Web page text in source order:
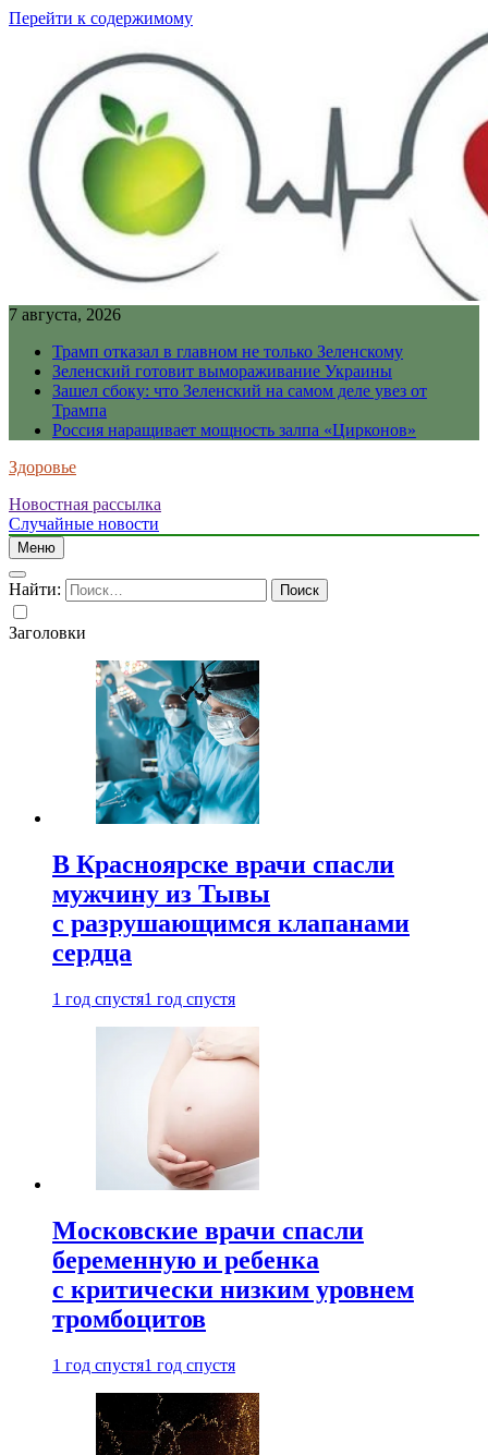
Перейти к содержимому
7 августа, 2026
Трамп отказал в главном не только Зеленскому
Зеленский готовит вымораживание Украины
Зашел сбоку: что Зеленский на самом деле увез от
Трампа
Россия наращивает мощность залпа «Цирконов»
Здоровье
Новостная рассылка
Случайные новости
Меню
Найти:
Заголовки
В Красноярске врачи спасли
мужчину из Тывы
с разрушающимся клапанами
сердца
1 год спустя1 год спустя
Московские врачи спасли
беременную и ребенка
с критически низким уровнем
тромбоцитов
1 год спустя1 год спустя